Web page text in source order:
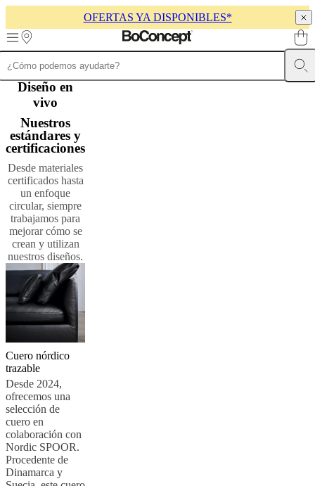
OFERTAS YA DISPONIBLES*
Skip to main content
MueblesSofásSillas Lámparas
Colecciones
mesasColecciones
de
sillas Butacas
ColeccionesBeds
collectionsColecciones
de
almacenamientoColecciones
de
accesoriosColección
de
tejidos
pielesOutlet
de
mueblesEspaciosSalas
al
libreEspacios
pequeños
casaBoConcept
+
Helena
Christensen
al
clienteContactoEntrega
del
productoInstrucciones
Diseño en
vivo
Nuestros
estándares y
certificaciones
Desde materiales
certificados hasta
un enfoque
circular, siempre
trabajamos para
mejorar cómo se
crean y utilizan
nuestros diseños.
Cuero nórdico
trazable
Desde 2024,
ofrecemos una
selección de
cuero en
colaboración con
Nordic SPOOR.
Procedente de
Dinamarca y